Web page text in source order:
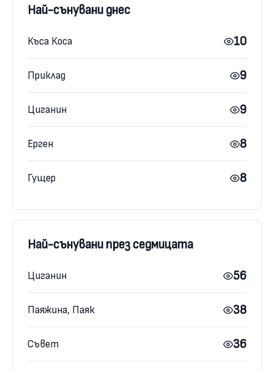
Най-сънувани днес
Къса Коса 10
Приклад 9
Циганин 9
Ерген 8
Гущер 8
Най-сънувани през седмицата
Циганин 56
Паяжина, Паяк 38
Съвет 36